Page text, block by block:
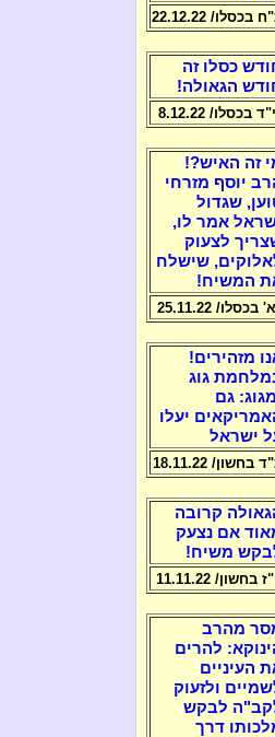
בכסלו/ 22.12.22
כסלו זה
הגאולה!
י"ד בכסלו/ 8.12.22
זה האיש?!
יוסף מזרחי
שגדול
אמר לו,
לצעוק
שישלח
המשיח!
א' בכסלו/ 25.11.22
מזהירים!
גוג
גם
יעלו
ישראל
בחשון/ 18.11.22
קרובה
אם נצעק
משיח!
בחשון/ 11.11.22
מהרב
להרים
העיניים
ולזעוק
לבקש
דרך